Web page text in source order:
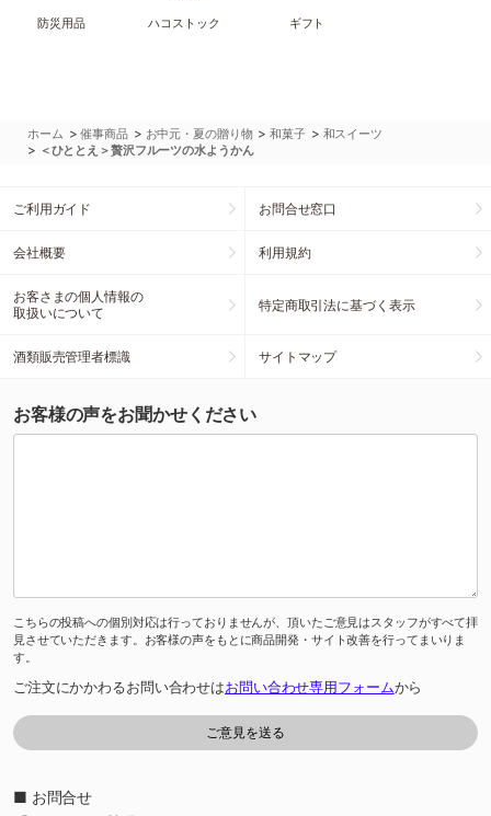
防災用品 ハコストック ギフト
ホーム >催事商品 > お中元・夏の贈り物 >和菓子 > 和スイーツ
> ＜ひととえ＞贅沢フルーツの水ようかん
ご利用ガイド お問合せ窓口
会社概要 利用規約
お客さまの個人情報の
取扱いについて
特定商取引法に基づく表示
酒類販売管理者標識 サイトマップ
お客様の声をお聞かせください
こちらの投稿への個別対応は行っておりませんが、頂いたご意見はスタッフがすべて拝
見させていただきます。お客様の声をもとに商品開発・サイト改善を行ってまいりま
す。
ご注文にかかわるお問い合わせはお問い合わせ専用フォームから
■ お問合せ